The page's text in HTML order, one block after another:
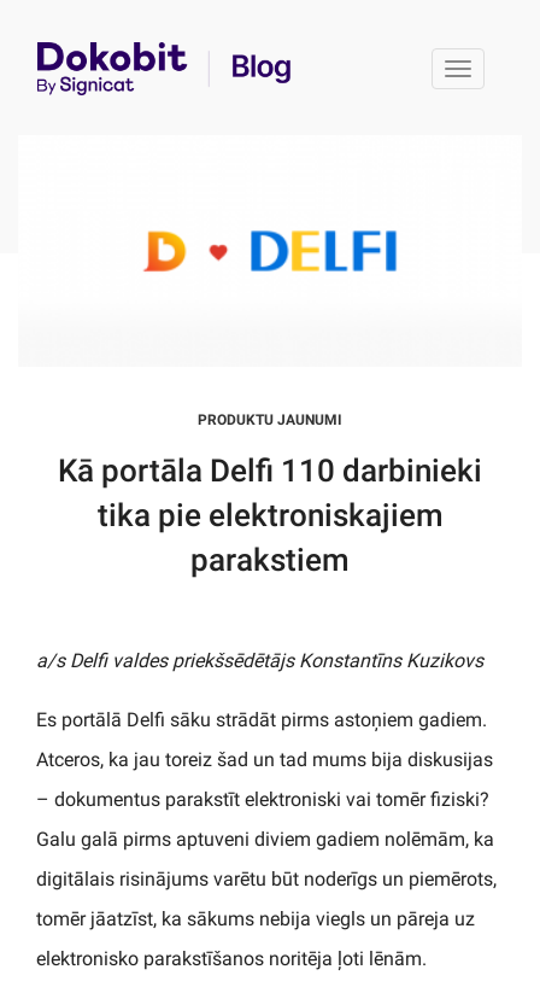
Toggle
PRODUKTU JAUNUMI
Kā portāla Delfi 110 darbinieki
tika pie elektroniskajiem
parakstiem
a/s Delfi valdes priekšsēdētājs Konstantīns Kuzikovs
Es portālā Delfi sāku strādāt pirms astoņiem gadiem.
Atceros, ka jau toreiz šad un tad mums bija diskusijas
– dokumentus parakstīt elektroniski vai tomēr fiziski?
Galu galā pirms aptuveni diviem gadiem nolēmām, ka
digitālais risinājums varētu būt noderīgs un piemērots,
tomēr jāatzīst, ka sākums nebija viegls un pāreja uz
elektronisko parakstīšanos noritēja ļoti lēnām.